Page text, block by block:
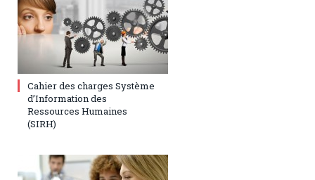
6 mars 2023 0
Cahier des charges Système
d’Information des
Ressources Humaines
(SIRH)